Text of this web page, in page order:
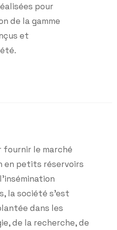
pour
de la gamme
et
fournir le marché
en petits réservoirs
la société s’est
dans les
de la recherche, de